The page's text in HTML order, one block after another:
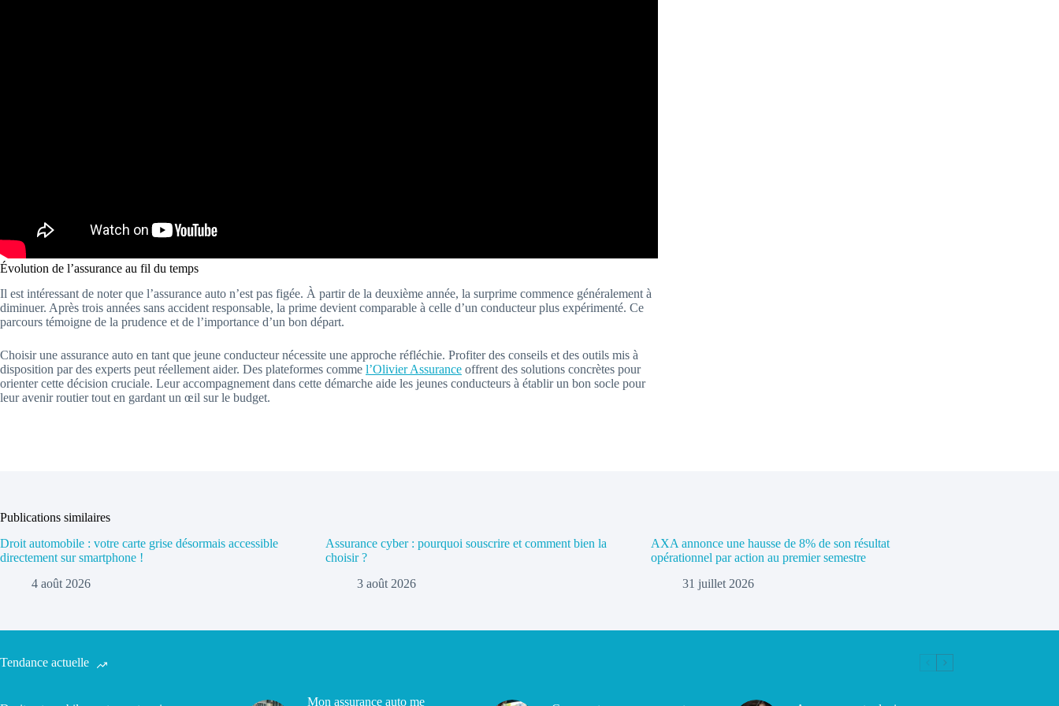
Évolution de l’assurance au fil du temps
Il est intéressant de noter que l’assurance auto n’est pas figée. À partir de la deuxième année, la surprime commence généralement à
diminuer. Après trois années sans accident responsable, la prime devient comparable à celle d’un conducteur plus expérimenté. Ce
parcours témoigne de la prudence et de l’importance d’un bon départ.
Choisir une assurance auto en tant que jeune conducteur nécessite une approche réfléchie. Profiter des conseils et des outils mis à
disposition par des experts peut réellement aider. Des plateformes comme l’Olivier Assurance offrent des solutions concrètes pour
orienter cette décision cruciale. Leur accompagnement dans cette démarche aide les jeunes conducteurs à établir un bon socle pour
leur avenir routier tout en gardant un œil sur le budget.
Publications similaires
Droit automobile : votre carte grise désormais accessible
directement sur smartphone !
4 août 2026
Assurance cyber : pourquoi souscrire et comment bien la
choisir ?
3 août 2026
AXA annonce une hausse de 8% de son résultat
opérationnel par action au premier semestre
31 juillet 2026
Tendance actuelle
Mon assurance auto me